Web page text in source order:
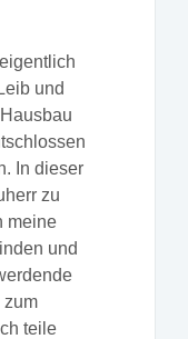
und
In dieser
zu
meine
und
zum
teile